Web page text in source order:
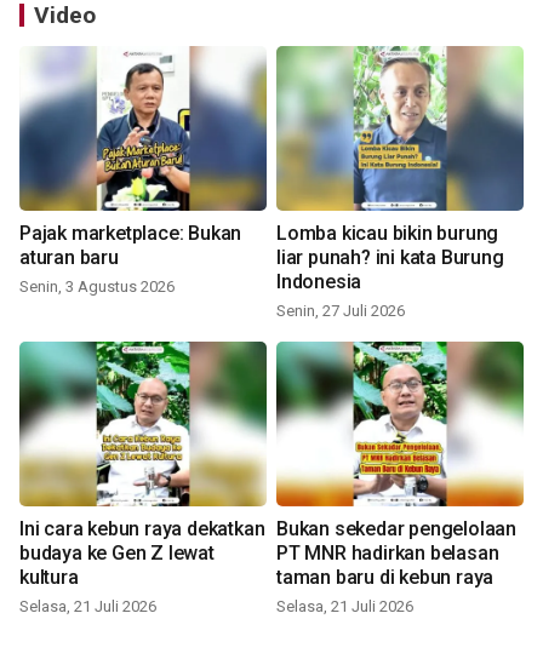
Video
Pajak marketplace: Bukan
aturan baru
Senin, 3 Agustus 2026
Lomba kicau bikin burung
liar punah? ini kata Burung
Indonesia
Senin, 27 Juli 2026
Ini cara kebun raya dekatkan
budaya ke Gen Z lewat
kultura
Selasa, 21 Juli 2026
Bukan sekedar pengelolaan
PT MNR hadirkan belasan
taman baru di kebun raya
Selasa, 21 Juli 2026